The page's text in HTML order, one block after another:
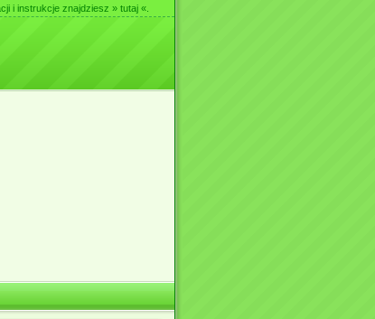
i instrukcje znajdziesz » tutaj «